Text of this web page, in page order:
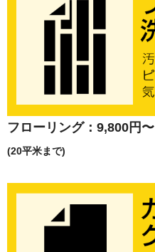
フローリング：9,800円〜
(20平米まで)